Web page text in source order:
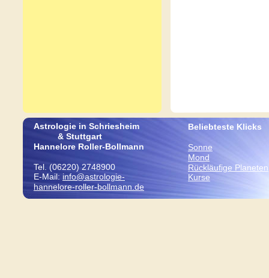
Astrologie in Schriesheim
& Stuttgart
Hannelore Roller-Bollmann
Tel. (06220) 2748900
E-Mail: info@astrologie-
hannelore-roller-bollmann.de
Beliebteste Klicks
Sonne
Mond
Rückläufige Planeten
Kurse